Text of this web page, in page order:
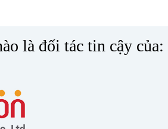
là đối tác tin cậy của: